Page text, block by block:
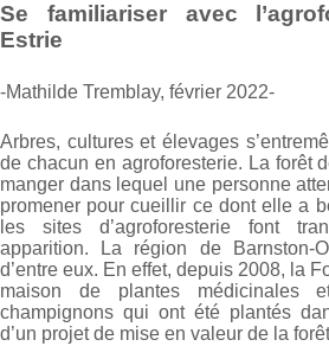
Se familiariser avec
Estrie
-Mathilde Tremblay, février 2022-
Arbres, cultures et élevages
de chacun en agroforesterie. La forêt
manger dans lequel une personne
promener pour cueillir ce dont elle a
les sites d’agroforesterie font
apparition. La région de Barnston-
d’entre eux. En effet, depuis 2008, la
maison de plantes médicinales
champignons qui ont été plantés
d’un projet de mise en valeur de la